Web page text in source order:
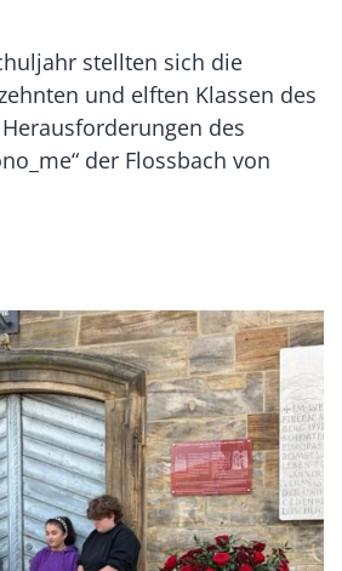
stellten sich die
und elften Klassen des
des
der Flossbach von